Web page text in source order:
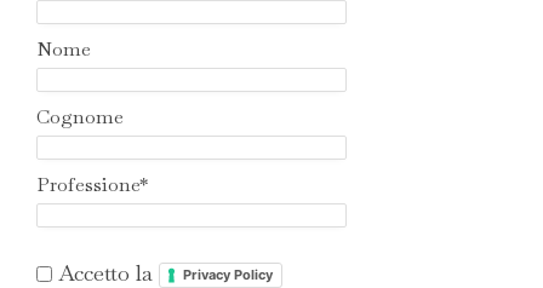
Nome
Cognome
Professione*
Accetto la Privacy Policy